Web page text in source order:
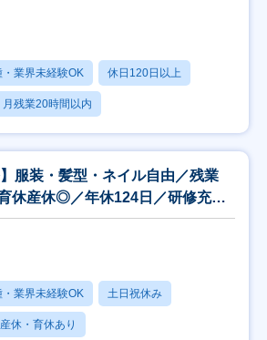
・業界未経験OK 休日120日以上
月残業20時間以内
服装・髪型・ネイル自由／残業
休産休◎／年休124日／研修充
・業界未経験OK 土日祝休み
産休・育休あり